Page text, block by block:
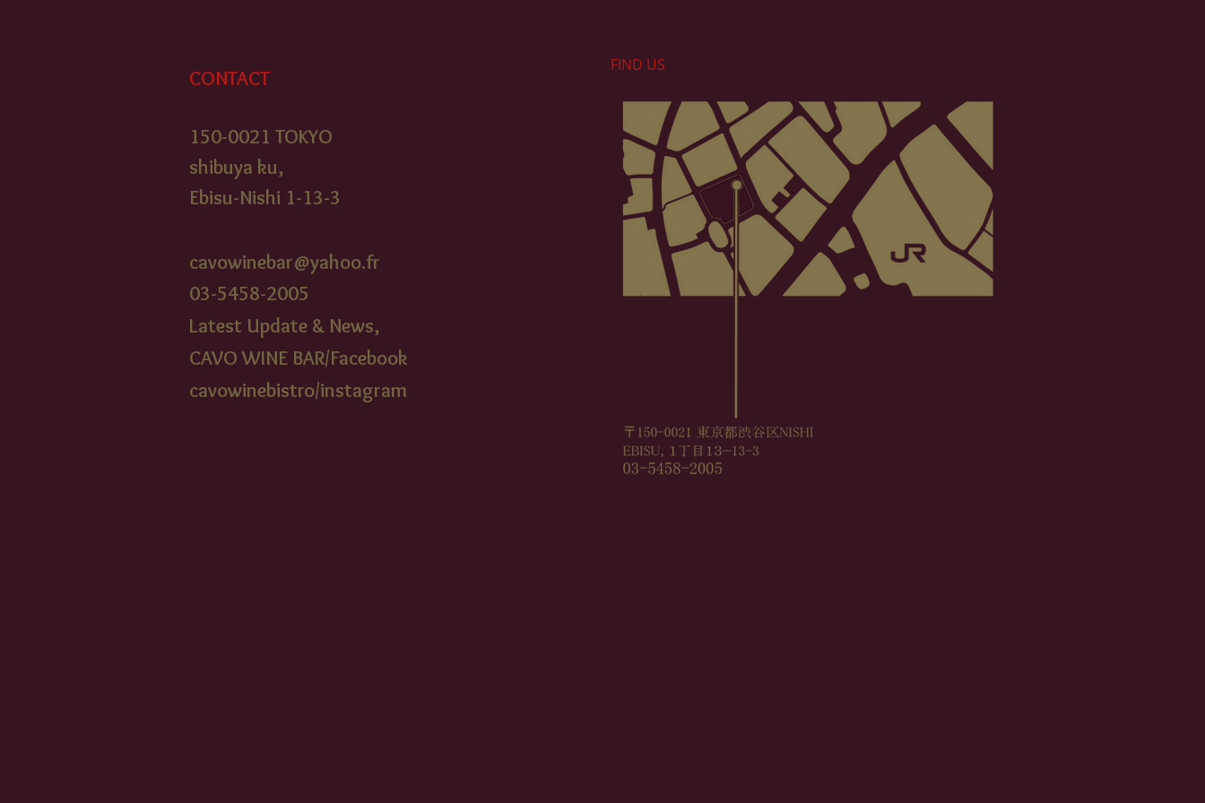
CONTACT
150-0021 TOKYO
shibuya ku,
Ebisu-Nishi 1-13-3
cavowinebar@yahoo.fr
03-5458-2005​
Latest Update & News,
CAVO WINE BAR/Facebook
cavowinebistro/instagram
FIND​ US